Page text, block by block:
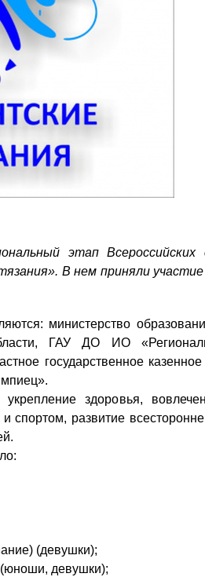
этап Всероссийских
В нем приняли участие
министерство
ГАУ ДО ИО
государственное
здоровья,
спортом, развитие
(девушки);
девушки);